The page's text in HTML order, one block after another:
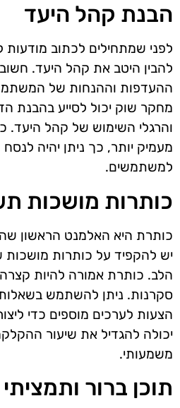
הבנת קהל היעד
לפני שמתחילים לכתוב מודעות
להבין היטב את קהל היעד.
ההעדפות וההנחות של
מחקר שוק יכול לסייע בהבנת
והרגלי השימוש של קהל היעד.
מעמיק יותר, כך ניתן יהיה
למשתמשים.
כותרות מושכות
כותרת היא האלמנט הראשון
יש להקפיד על כותרות
הלב. כותרת אמורה להיות
סקרנות. ניתן להשתמש
הצעות לערכים מוספים כדי
יכולה להגדיל את שיעור
משמעותי.
תוכן ברור ותמציתי